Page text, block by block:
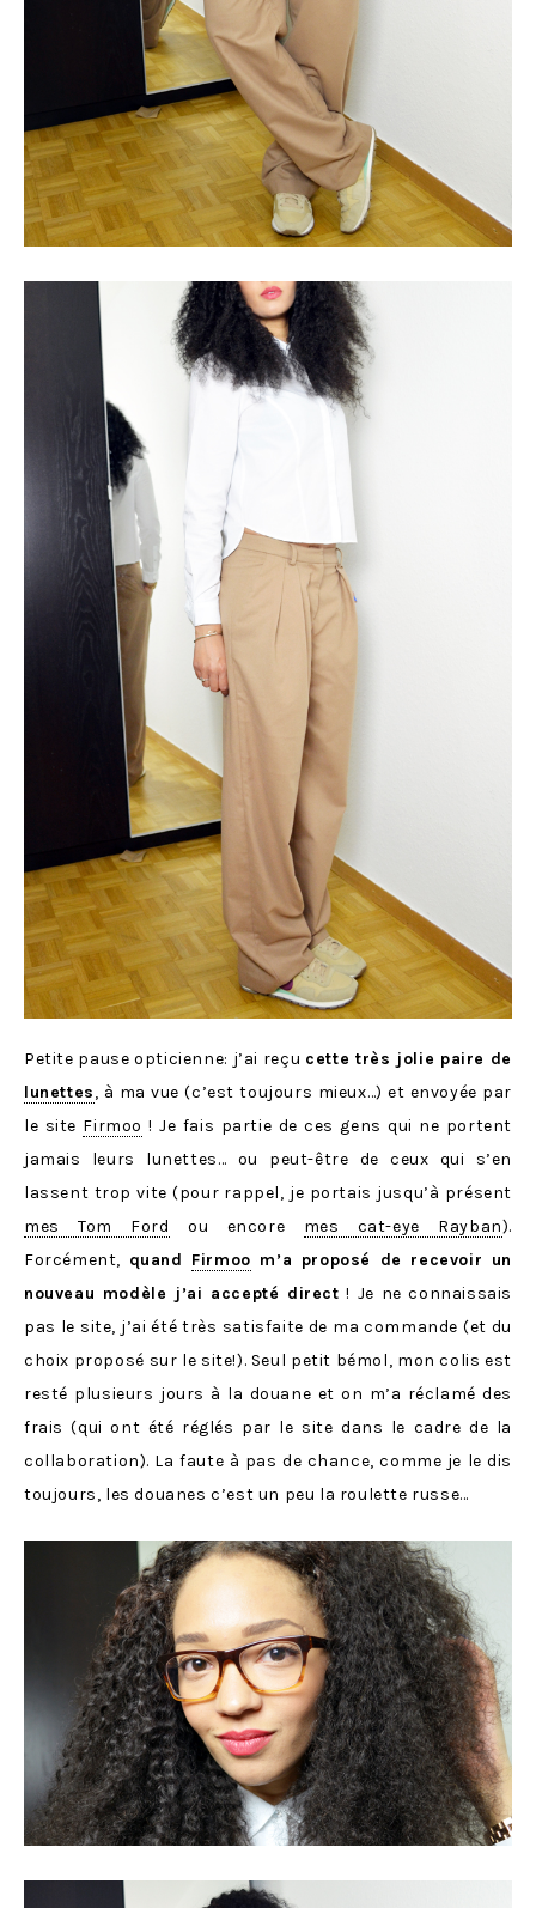
Petite pause opticienne: j’ai reçu cette très jolie paire de
lunettes, à ma vue (c’est toujours mieux…) et envoyée par
le site Firmoo ! Je fais partie de ces gens qui ne portent
jamais leurs lunettes… ou peut-être de ceux qui s’en
lassent trop vite (pour rappel, je portais jusqu’à présent
mes Tom Ford ou encore mes cat-eye Rayban).
Forcément, quand Firmoo m’a proposé de recevoir un
nouveau modèle j’ai accepté direct ! Je ne connaissais
pas le site, j’ai été très satisfaite de ma commande (et du
choix proposé sur le site!). Seul petit bémol, mon colis est
resté plusieurs jours à la douane et on m’a réclamé des
frais (qui ont été réglés par le site dans le cadre de la
collaboration). La faute à pas de chance, comme je le dis
toujours, les douanes c’est un peu la roulette russe…